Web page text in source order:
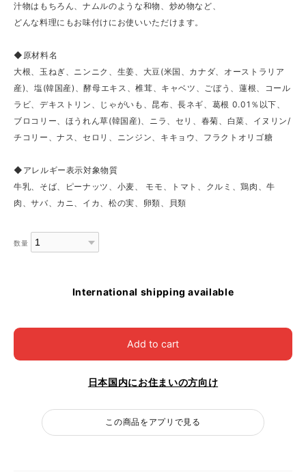
汁物はもちろん、ナムルのような和物、炒め物など、
どんな料理にもお味付けにお使いいただけます。
◆原材料名
大根、玉ねぎ、ニンニク、生姜、大豆(米国、カナダ、オーストラリア
産)、塩(韓国産)、酵母エキス、椎茸、キャベツ、ごぼう、蓮根、コール
ラビ、デキストリン、じゃがいも、昆布、長ネギ、葛根 0.01％以下、
ブロコリー、ほうれん草(韓国産)、ニラ、セリ、春菊、白菜、イヌリン/
チコリー、ナス、セロリ、ニンジン、キキョウ、フラクトオリゴ糖
◆アレルギー表示対象物質
牛乳、そば、ピーナッツ、小麦、 モモ、トマト、クルミ、鶏肉、牛
肉、サバ、カニ、イカ、松の実、卵類、貝類
数量
International shipping available
Add to cart
日本国内にお住まいの方向け
この商品をアプリで見る